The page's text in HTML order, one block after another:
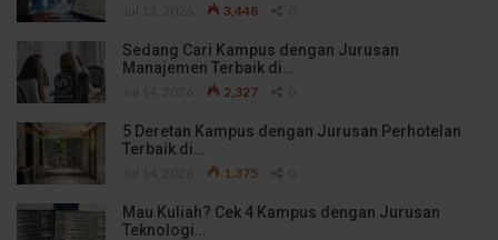
3,448
Sedang Cari Kampus dengan Jurusan
Manajemen Terbaik di…
2,327
5 Deretan Kampus dengan Jurusan Perhotelan
Terbaik di…
1,375
Mau Kuliah? Cek 4 Kampus dengan Jurusan
Teknologi…